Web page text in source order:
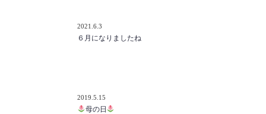
2021.6.3
６月になりましたね
2019.5.15
母の日